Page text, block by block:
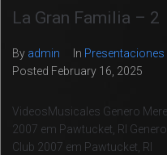
La Gran Familia – 2
By admin In
Posted February 16, 2025
VideosMusicales Genero
2007 em Pawtucket, RI
Club 2007 em Pawtucket, RI